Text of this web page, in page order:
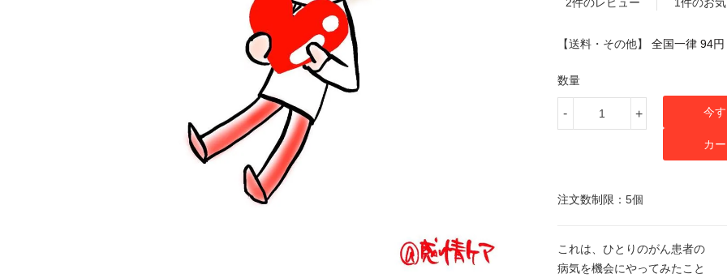
【送料・その他】 全国一律 94円
数量
- + 今
カ
注文数制限：5個
これは、ひとりのがん患者の
病気を機会にやってみたこと